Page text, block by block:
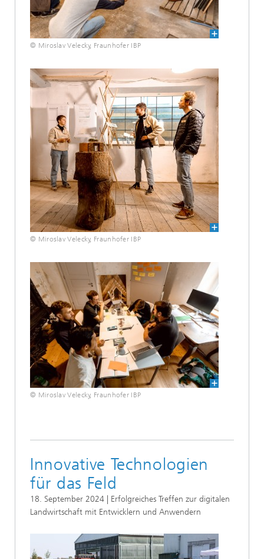
© Miroslav Velecky, Fraunhofer IBP
© Miroslav Velecky, Fraunhofer IBP
© Miroslav Velecky, Fraunhofer IBP
Innovative Technologien
für das Feld
18. September 2024 | Erfolgreiches Treffen zur digitalen
Landwirtschaft mit Entwicklern und Anwendern